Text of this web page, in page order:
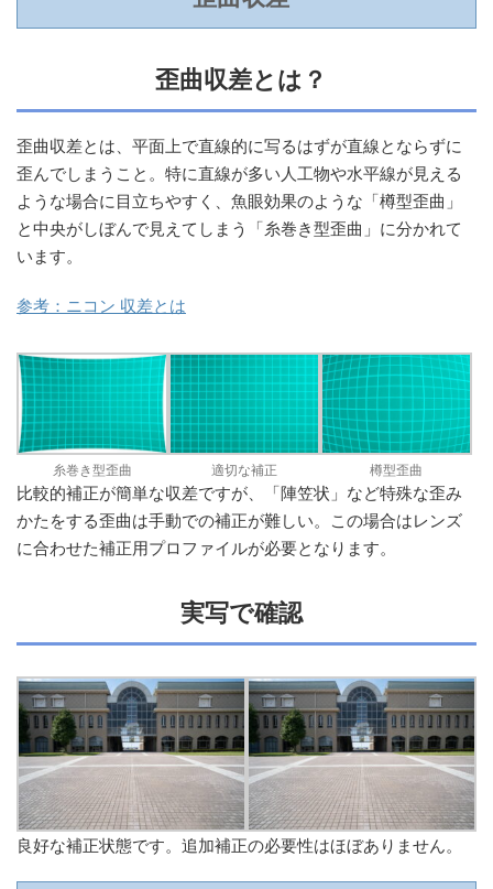
歪曲収差とは？
歪曲収差とは、平面上で直線的に写るはずが直線とならずに
歪んでしまうこと。特に直線が多い人工物や水平線が見える
ような場合に目立ちやすく、魚眼効果のような「樽型歪曲」
と中央がしぼんで見えてしまう「糸巻き型歪曲」に分かれて
います。
参考：ニコン 収差とは
糸巻き型歪曲 適切な補正 樽型歪曲
比較的補正が簡単な収差ですが、「陣笠状」など特殊な歪み
かたをする歪曲は手動での補正が難しい。この場合はレンズ
に合わせた補正用プロファイルが必要となります。
実写で確認
良好な補正状態です。追加補正の必要性はほぼありません。